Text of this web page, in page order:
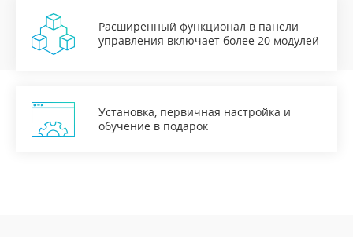
Расширенный функционал в панели
управления включает более 20 модулей
Установка, первичная настройка и
обучение в подарок